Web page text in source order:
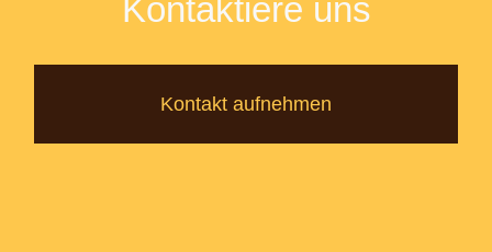
Kontaktiere uns
Kontakt aufnehmen